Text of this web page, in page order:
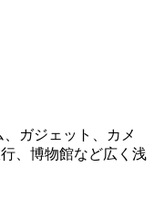
ガジェット、カメ
、博物館など広く浅